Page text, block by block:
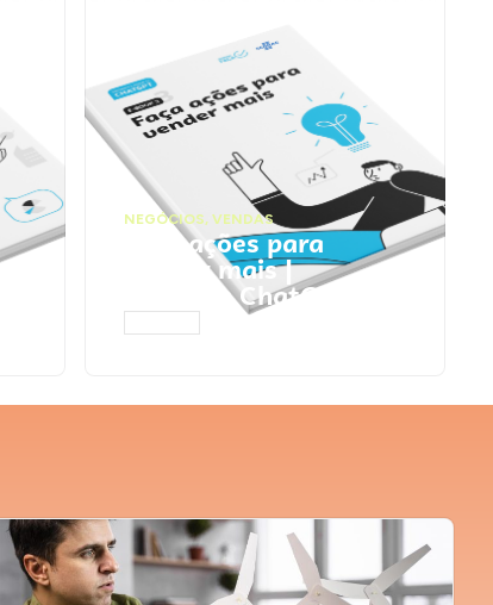
NEGÓCIOS, VENDAS
Faça ações para
vender mais |
Prompts ChatGPT